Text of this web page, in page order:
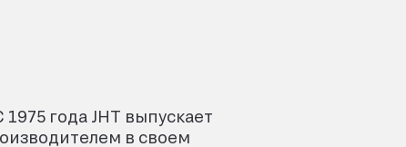
года JHT выпускает
в своем